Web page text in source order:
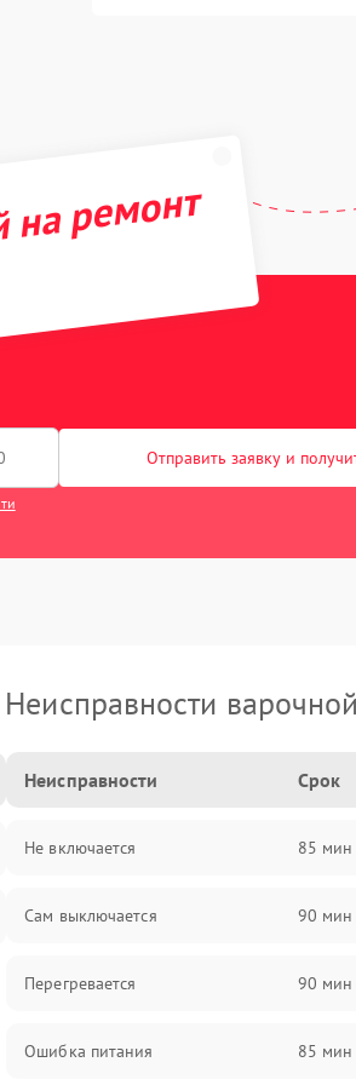
ремонт
Отправить заявку и
Неисправности
Неисправности Срок
Не включается 85 мин
Сам выключается 90 мин
Перегревается 90 мин
Ошибка питания 85 мин